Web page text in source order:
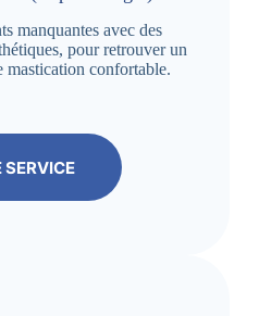
manquantes avec des
pour retrouver un
mastication confortable.
SERVICE